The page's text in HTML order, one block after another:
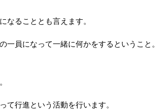
なることとも言えます。
員になって一緒に何かをするということ。
て行進という活動を行います。